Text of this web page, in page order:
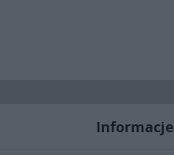
Informacje